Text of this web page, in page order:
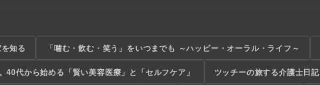
知る 「噛む・飲む・笑う」をいつまでも ～ハッピー・オーラル・ライフ～
40代から始める「賢い美容医療」と「セルフケア」 ツッチーの旅する介護士日記